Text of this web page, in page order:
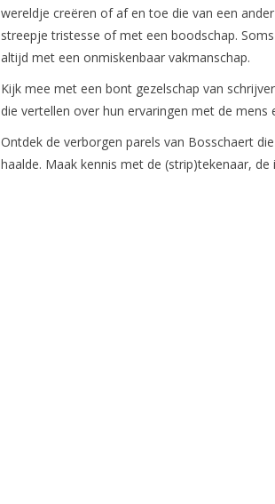
wereldje creëren of af en toe die van een
streepje tristesse of met een boodschap.
altijd met een onmiskenbaar vakmanschap.
Kijk mee met een bont gezelschap van
die vertellen over hun ervaringen met de mens
Ontdek de verborgen parels van Bosschaert
haalde. Maak kennis met de (strip)tekenaar,